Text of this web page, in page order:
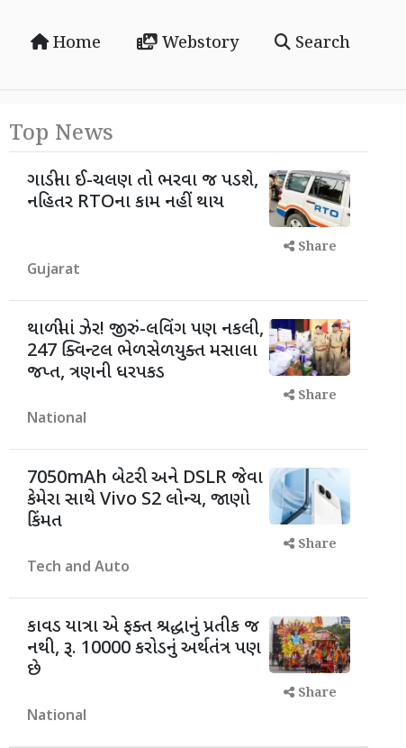
Home Webstory Search
Top News
ગાડીના ઈ-ચલણ તો ભરવા જ પડશે,
નહિતર RTOના કામ નહીં થાય
Gujarat
Share
થાળીમાં ઝેર! જીરું-લવિંગ પણ નકલી,
247 ક્વિન્ટલ ભેળસેળયુક્ત મસાલા
જપ્ત, ત્રણની ધરપકડ
National
Share
7050mAh બેટરી અને DSLR જેવા
કેમેરા સાથે Vivo S2 લોન્ચ, જાણો
કિંમત
Tech and Auto
Share
કાવડ યાત્રા એ ફક્ત શ્રદ્ધાનું પ્રતીક જ
નથી, રૂ. 10000 કરોડનું અર્થતંત્ર પણ
છે
National
Share